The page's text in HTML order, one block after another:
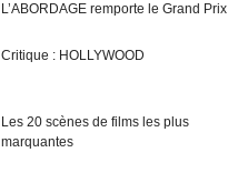
L’ABORDAGE remporte le Grand Prix
Critique : HOLLYWOOD
Les 20 scènes de films les plus
marquantes